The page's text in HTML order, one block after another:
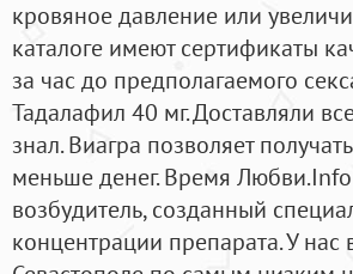
кровяное давление или
каталоге имеют сертификаты
за час до предполагаемого
Тадалафил 40 мг. Доставляли
знал. Виагра позволяет
меньше денег. Время
возбудитель, созданный
концентрации препарата. У